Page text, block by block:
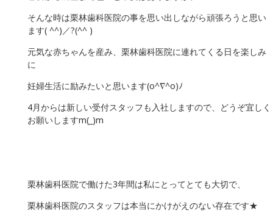
そんな時は栗林歯科医院の事を思い出しながら頑張ろうと思い
ます( ^^)／?(^^ )
元気な赤ちゃんを産み、栗林歯科医院に連れてくる日を楽しみ
に
妊婦生活に励みたいと思います(o^∇^o)ﾉ
4月からは新しい受付スタッフも入社しますので、どうぞ宜しく
お願いしますm(_)m
栗林歯科医院で働けた3年間は私にとってとても大切で、
栗林歯科医院のスタッフは本当にかけがえのない存在です★